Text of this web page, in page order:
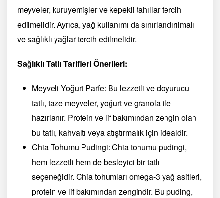
meyveler, kuruyemişler ve kepekli tahıllar tercih
edilmelidir. Ayrıca, yağ kullanımı da sınırlandırılmalı
ve sağlıklı yağlar tercih edilmelidir.
Sağlıklı Tatlı Tarifleri Önerileri:
Meyveli Yoğurt Parfe: Bu lezzetli ve doyurucu
tatlı, taze meyveler, yoğurt ve granola ile
hazırlanır. Protein ve lif bakımından zengin olan
bu tatlı, kahvaltı veya atıştırmalık için idealdir.
Chia Tohumu Pudingi: Chia tohumu pudingi,
hem lezzetli hem de besleyici bir tatlı
seçeneğidir. Chia tohumları omega-3 yağ asitleri,
protein ve lif bakımından zengindir. Bu puding,